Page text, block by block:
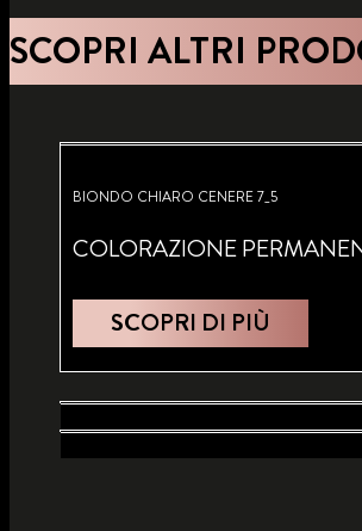
SCOPRI ALTRI
BIONDO CHIARO CENERE 7_5
COLORAZIONE
SCOPRI DI PIÙ
BIONDO PLATINO ULTRA 10_55